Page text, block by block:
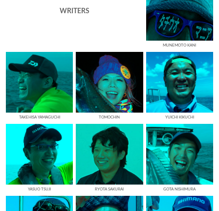
WRITERS
MUNEMOTO KANI
TAKEHISA YAMAGUCHI TOMOCHIN YUICHI KIKUCHI
YASUO TSUJI RYOTA SAKURAI GOTA NISHIMURA